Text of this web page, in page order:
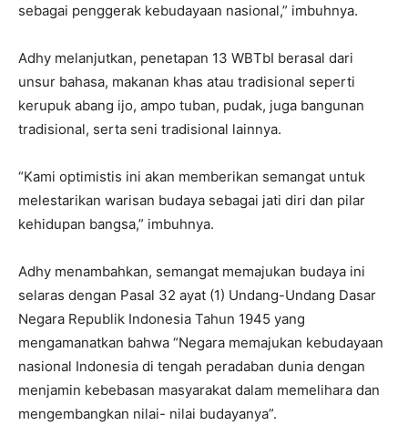
sebagai penggerak kebudayaan nasional,” imbuhnya.
Adhy melanjutkan, penetapan 13 WBTbI berasal dari
unsur bahasa, makanan khas atau tradisional seperti
kerupuk abang ijo, ampo tuban, pudak, juga bangunan
tradisional, serta seni tradisional lainnya.
“Kami optimistis ini akan memberikan semangat untuk
melestarikan warisan budaya sebagai jati diri dan pilar
kehidupan bangsa,” imbuhnya.
Adhy menambahkan, semangat memajukan budaya ini
selaras dengan Pasal 32 ayat (1) Undang-Undang Dasar
Negara Republik Indonesia Tahun 1945 yang
mengamanatkan bahwa “Negara memajukan kebudayaan
nasional Indonesia di tengah peradaban dunia dengan
menjamin kebebasan masyarakat dalam memelihara dan
mengembangkan nilai- nilai budayanya”.